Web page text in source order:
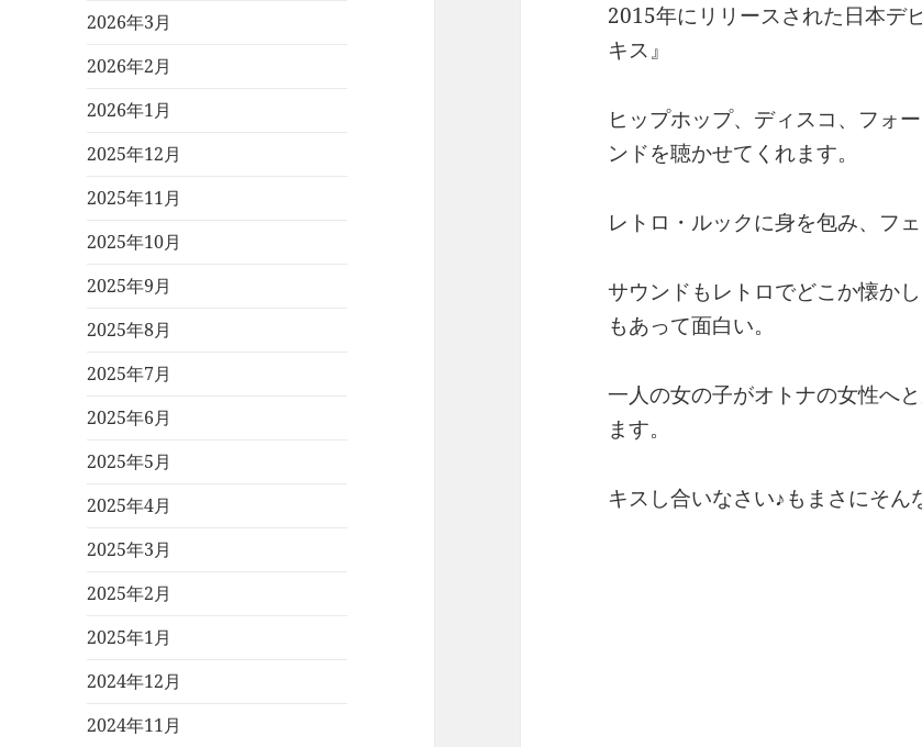
2026年3月
2026年2月
2026年1月
2025年12月
2025年11月
2025年10月
2025年9月
2025年8月
2025年7月
2025年6月
2025年5月
2025年4月
2025年3月
2025年2月
2025年1月
2024年12月
2024年11月
2015年にリリースされた日本デ
キス』
ヒップホップ、ディスコ、フォ
ンドを聴かせてくれます。
レトロ・ルックに身を包み、フ
サウンドもレトロでどこか懐か
もあって面白い。
一人の女の子がオトナの女性へ
ます。
キスし合いなさい♪もまさにそん